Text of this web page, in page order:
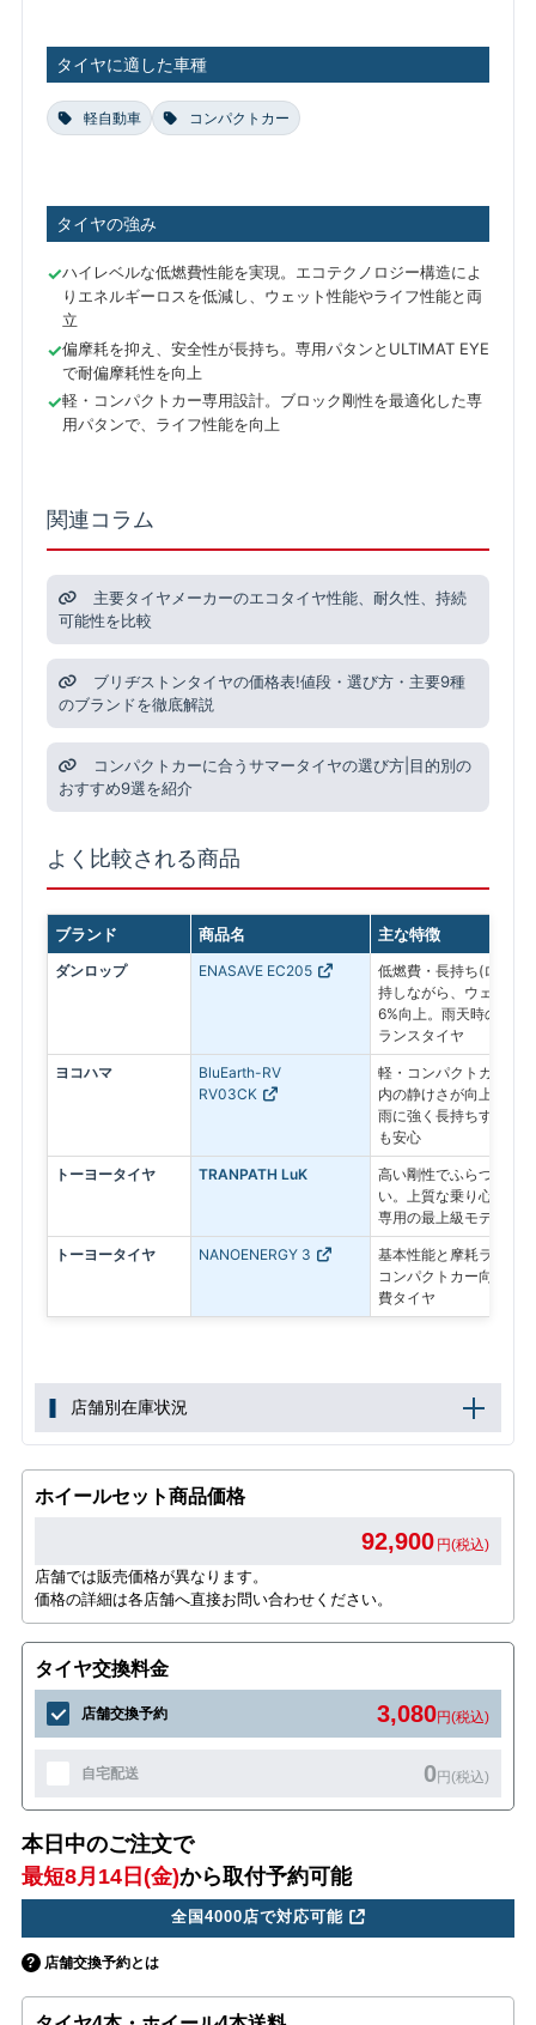
タイヤに適した車種
軽自動車 コンパクトカー
タイヤの強み
ハイレベルな低燃費性能を実現。エコテクノロジー構造によ
りエネルギーロスを低減し、ウェット性能やライフ性能と両
立
偏摩耗を抑え、安全性が長持ち。専用パタンとULTIMAT EYE
で耐偏摩耗性を向上
軽・コンパクトカー専用設計。ブロック剛性を最適化した専
用パタンで、ライフ性能を向上
関連コラム
主要タイヤメーカーのエコタイヤ性能、耐久性、持続
可能性を比較
ブリヂストンタイヤの価格表!値段・選び方・主要9種
のブランドを徹底解説
コンパクトカーに合うサマータイヤの選び方|目的別の
おすすめ9選を紹介
よく比較される商品
ブランド 商品名 主な特徴
ダンロップ ENASAVE EC205
低燃費・長持ち(ロング
持しながら、ウェット
6%向上。雨天時の安全
ランスタイヤ
ヨコハマ
BluEarth-RV
RV03CK
軽・コンパクトカー向
内の静けさが向上し、
雨に強く長持ちする設
も安心
トーヨータイヤ TRANPATH LuK
高い剛性でふらつきを
い。上質な乗り心地と
専用の最上級モデル
トーヨータイヤ NANOENERGY 3
基本性能と摩耗ライフ
コンパクトカー向けの
費タイヤ
店舗別在庫状況
ホイールセット商品価格
92,900 円(税込)
店舗では販売価格が異なります。
価格の詳細は各店舗へ直接お問い合わせください。
タイヤ交換料金
店舗交換予約 3,080円(税込)
自宅配送 0円(税込)
本日中のご注文で
最短8月14日(金)から取付予約可能
全国4000店で対応可能
店舗交換予約とは